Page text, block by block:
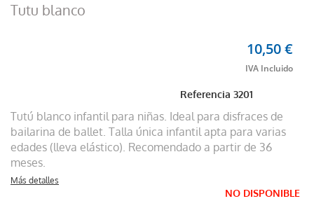
Tutu blanco
Referencia3201
10,50 €
Tutú blanco infantil para niñas. Ideal para disfraces de
bailarina de ballet. Talla única infantil apta para varias
edades (lleva elástico). Recomendado a partir de 36
meses.
Más detalles
NO DISPONIBLE